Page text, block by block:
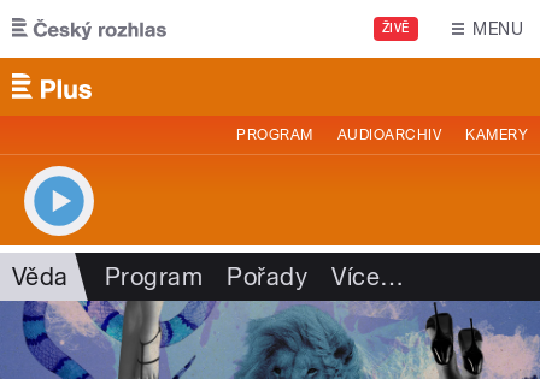
Přejít k hlavnímu obsahu
ŽIVĚ MENU
PROGRAM AUDIOARCHIV KAMERY
Věda Program Pořady Více…